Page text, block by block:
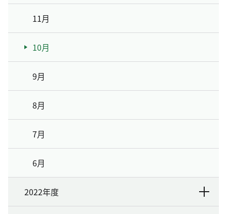
11月
10月
9月
8月
7月
6月
2022年度